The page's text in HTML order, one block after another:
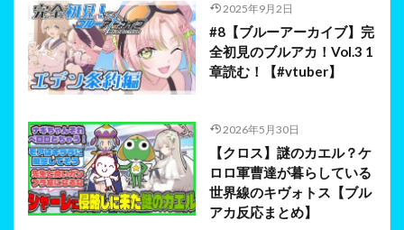
2025年9月2日
#8【ブルーアーカイブ】完
全初見のブルアカ！Vol.3 1
章読む！【#vtuber】
2026年5月30日
【クロス】謎のカエル？ケ
ロロ軍曹達が暮らしている
世界線のキヴォトス【ブル
アカ反応まとめ】